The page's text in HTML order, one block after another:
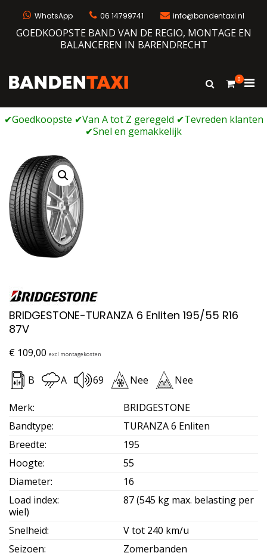
WhatsApp 06 14799741 info@bandentaxi.nl
GOEDKOOPSTE BAND VAN DE REGIO, MONTAGE EN
BALANCEREN IN BARENDRECHT
Bandengarage met eigen webshop
Toon
0
voor
BRIDGESTONE-TURANZA 6 Enliten 195/55 R16
87V
€ 109,00 excl montagekosten
B A 69 Nee Nee
Merk:
BRIDGESTONE
Bandtype:
TURANZA 6 Enliten
Breedte:
195
Hoogte:
55
Diameter:
16
Load index:
87 (545 kg max. belasting per
wiel)
Snelheid:
V tot 240 km/u
Seizoen:
Zomerbanden